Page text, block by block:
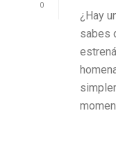
0
¿Hay
sabes